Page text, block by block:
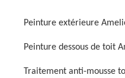
Peinture extérieure
Peinture dessous de toit
Traitement anti-mousse